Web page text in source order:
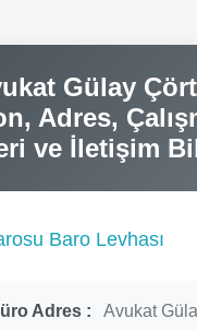
Gülay
Adres,
ve İletişim
Baro Levhası
Adres :
Avukat